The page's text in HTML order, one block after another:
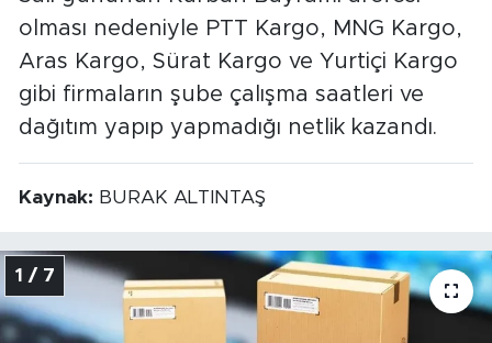
olması nedeniyle PTT Kargo, MNG Kargo,
Aras Kargo, Sürat Kargo ve Yurtiçi Kargo
gibi firmaların şube çalışma saatleri ve
dağıtım yapıp yapmadığı netlik kazandı.
Kaynak: BURAK ALTINTAŞ
1 / 7